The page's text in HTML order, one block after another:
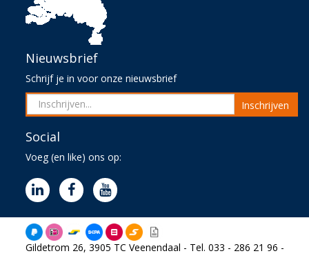
Nieuwsbrief
Schrijf je in voor onze nieuwsbrief
Inschrijven
Social
Voeg (en like) ons op:
Gildetrom 26, 3905 TC Veenendaal - Tel. 033 - 286 21 96 -